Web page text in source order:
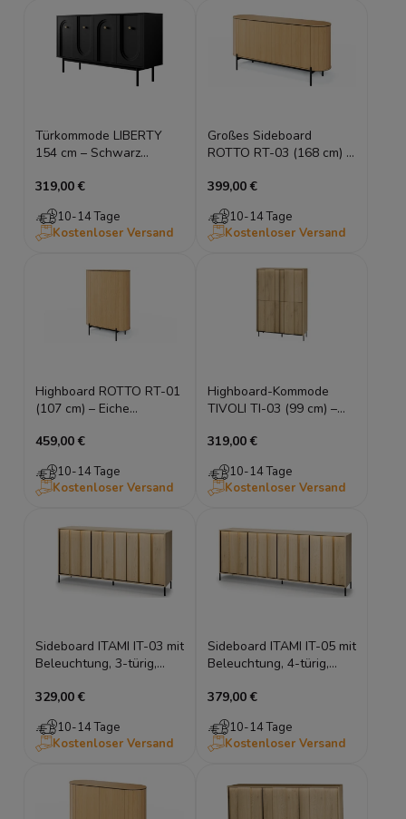
Türkommode LIBERTY
154 cm – Schwarz
319,00 €
10-14 Tage
Kostenloser Versand
Großes Sideboard
ROTTO RT-03 (168 cm) –
Eukalyptus | 4 Türen
399,00 €
10-14 Tage
Kostenloser Versand
Highboard ROTTO RT-01
(107 cm) – Eiche
Riffel-Design
459,00 €
10-14 Tage
Kostenloser Versand
Highboard-Kommode
TIVOLI TI-03 (99 cm) –
Schwarz mit Beleuchtung
319,00 €
10-14 Tage
Kostenloser Versand
Sideboard ITAMI IT-03 mit
Beleuchtung, 3-türig,
Cremona / Schwarz
329,00 €
10-14 Tage
Kostenloser Versand
Sideboard ITAMI IT-05 mit
Beleuchtung, 4-türig,
Cremona / Schwarz
379,00 €
10-14 Tage
Kostenloser Versand